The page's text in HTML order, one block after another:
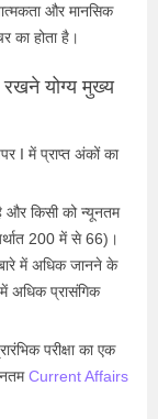
और मानसिक
का होता है।
योग्य मुख्य
I में प्राप्त अंकों का
और किसी को न्यूनतम
200 में से 66)।
में अधिक जानने के
अधिक प्रासंगिक
परीक्षा का एक
Current Affairs